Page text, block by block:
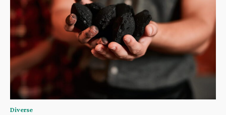
Diverse